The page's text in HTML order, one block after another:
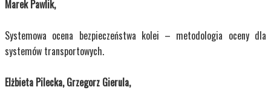
Marek Pawlik,
Systemowa ocena bezpieczeństwa kolei – metodologia oceny dla
systemów transportowych.
Elżbieta Pilecka, Grzegorz Gierula,